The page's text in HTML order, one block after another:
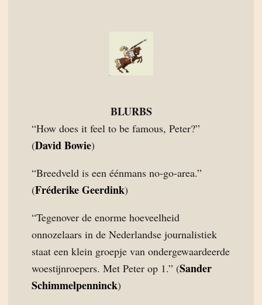
BLURBS
“How does it feel to be famous, Peter?”
(David Bowie)
“Breedveld is een éénmans no-go-area.”
(Fréderike Geerdink)
“Tegenover de enorme hoeveelheid
onnozelaars in de Nederlandse journalistiek
staat een klein groepje van ondergewaardeerde
woestijnroepers. Met Peter op 1.” (Sander
Schimmelpenninck)